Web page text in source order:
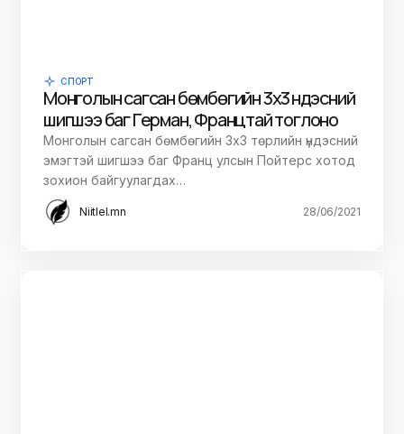
СПОРТ
Монголын сагсан бөмбөгийн 3х3 үндэсний
шигшээ баг Герман, Францтай тоглоно
Монголын сагсан бөмбөгийн 3х3 төрлийн үндэсний
эмэгтэй шигшээ баг Франц улсын Пойтерс хотод
зохион байгуулагдах…
Niitlel.mn 28/06/2021